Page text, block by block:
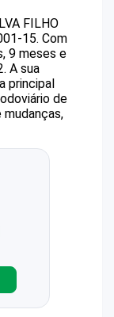
FILHO
15. Com
9 meses e
A sua
principal
de